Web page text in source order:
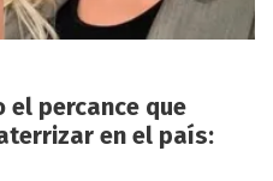
el percance que
en el país: